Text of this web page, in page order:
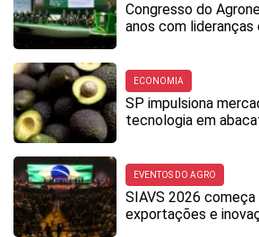
Congresso do
anos com lideranças
ECONOMIA
SP impulsiona
tecnologia em
EVENTOS DO AGRO
SIAVS 2026
exportações e